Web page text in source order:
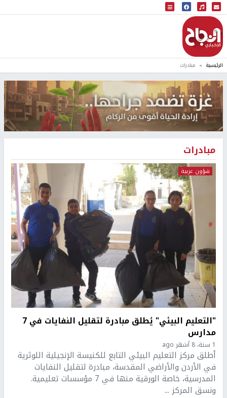
البث المباشر
إذاعة النجاح
الرئيسية مبادرات
مبادرات
شؤون عربية
"التعليم البيئي" يُطلق مبادرة لتقليل النفايات في 7
مدارس
1 سنة، 8 أشهر ago
أطلق مركز التعليم البيئي التابع للكنيسة الإنجيلية اللوثرية
في الأردن والأراضي المقدسة، مبادرة لتقليل النفايات
المدرسية، خاصة الورقية منها في 7 مؤسسات تعليمية.
ونسق المركز ...